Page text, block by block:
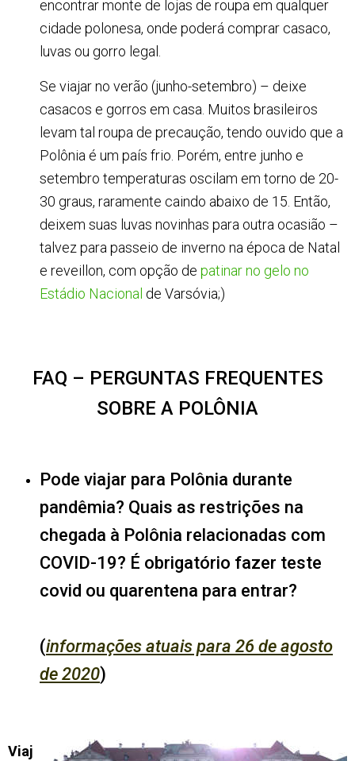
encontrar monte de lojas de roupa em qualquer
cidade polonesa, onde poderá comprar casaco,
luvas ou gorro legal.
Se viajar no verão (junho-setembro) – deixe
casacos e gorros em casa. Muitos brasileiros
levam tal roupa de precaução, tendo ouvido que a
Polônia é um país frio. Porém, entre junho e
setembro temperaturas oscilam em torno de 20-
30 graus, raramente caindo abaixo de 15. Então,
deixem suas luvas novinhas para outra ocasião –
talvez para passeio de inverno na época de Natal
e reveillon, com opção de patinar no gelo no
Estádio Nacional de Varsóvia;)
FAQ – PERGUNTAS FREQUENTES
SOBRE A POLÔNIA
Pode viajar para Polônia durante
pandêmia? Quais as restrições na
chegada à Polônia relacionadas com
COVID-19? É obrigatório fazer teste
covid ou quarentena para entrar?
(informações atuais para 26 de agosto
de 2020)
Viaj